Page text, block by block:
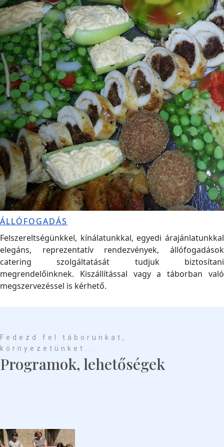
ÁLLÓFOGADÁS
Felszereltségünkkel, kínálatunkkal, egyedi árajánlatunkkal
elegáns, reprezentatív rendezvények, állófogadások
catering szolgáltatását tudjuk biztosítani
megrendelőinknek. Kiszállítással vagy a táborban való
megszervezéssel is kérhető.
Fedezd fel táborunkat,
környezetünket...
Programok, lehetőségek